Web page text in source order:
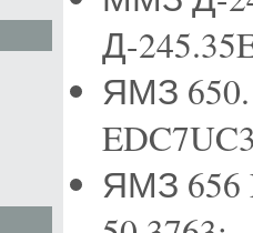
Д-
ЯМЗ
ЯМЗ 656